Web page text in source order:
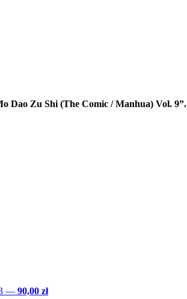
Dao Zu Shi (The Comic / Manhua) Vol. 9”.
— 90,00 zł